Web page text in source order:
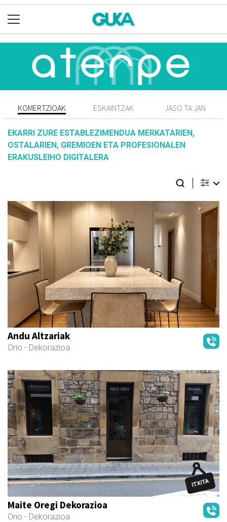
KOMERTZIOAK ESKAINTZAK JASO TA JAN
EKARRI ZURE ESTABLEZIMENDUA MERKATARIEN,
OSTALARIEN, GREMIOEN ETA PROFESIONALEN
ERAKUSLEIHO DIGITALERA
Andu Altzariak
Orio - Dekorazioa
Maite Oregi Dekorazioa
Orio - Dekorazioa